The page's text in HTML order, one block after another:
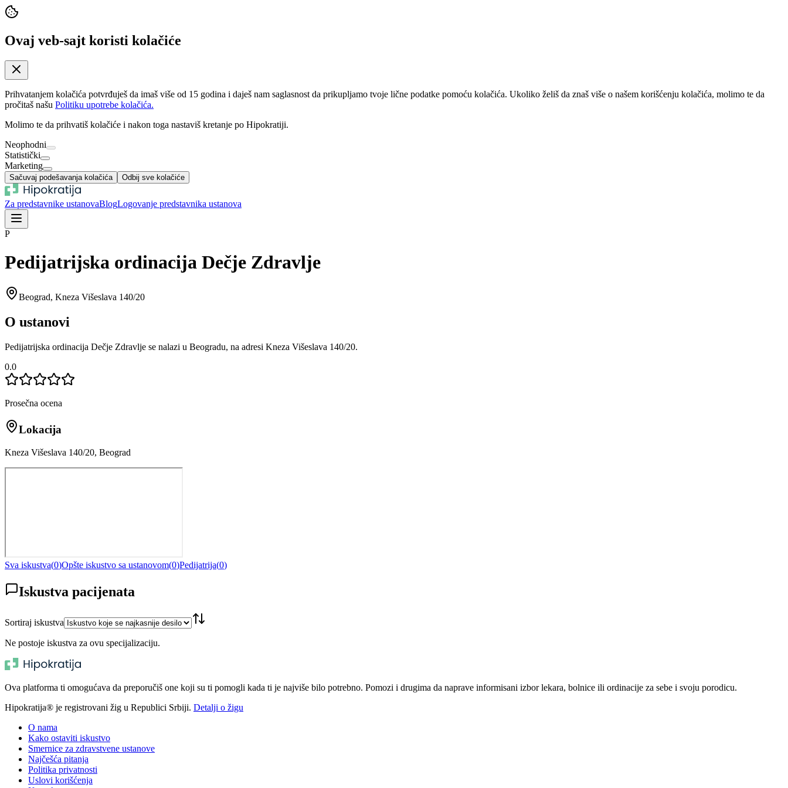
Ovaj veb-sajt koristi kolačiće
Prihvatanjem kolačića potvrđuješ da imaš više od 15 godina i daješ nam saglasnost da prikupljamo tvoje lične podatke pomoću kolačića. Ukoliko želiš da znaš više o našem korišćenju kolačića, molimo te da
pročitaš našu Politiku upotrebe kolačića.
Molimo te da prihvatiš kolačiće i nakon toga nastaviš kretanje po Hipokratiji.
Neophodni
Statistički
Marketing
Sačuvaj podešavanja kolačića Odbij sve kolačiće
Za predstavnike ustanovaBlogLogovanje predstavnika ustanova
P
Pedijatrijska ordinacija Dečje Zdravlje
Beograd, Kneza Višeslava 140/20
O ustanovi
Pedijatrijska ordinacija Dečje Zdravlje se nalazi u Beogradu, na adresi Kneza Višeslava 140/20.
0.0
Prosečna ocena
Lokacija
Kneza Višeslava 140/20, Beograd
Sva iskustva(0)Opšte iskustvo sa ustanovom(0)Pedijatrija(0)
Iskustva pacijenata
Sortiraj iskustva
Ne postoje iskustva za ovu specijalizaciju.
Ova platforma ti omogućava da preporučiš one koji su ti pomogli kada ti je najviše bilo potrebno. Pomozi i drugima da naprave informisani izbor lekara, bolnice ili ordinacije za sebe i svoju porodicu.
Hipokratija® je registrovani žig u Republici Srbiji. Detalji o žigu
O nama
Kako ostaviti iskustvo
Smernice za zdravstvene ustanove
Najčešća pitanja
Politika privatnosti
Uslovi korišćenja